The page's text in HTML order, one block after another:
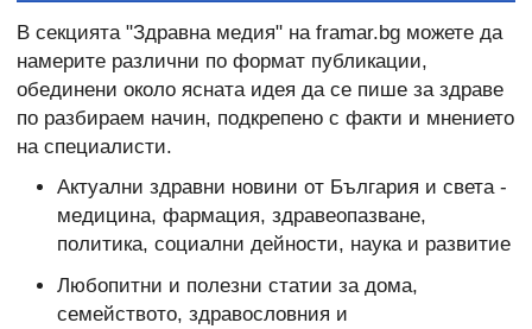
В секцията "Здравна медия" на framar.bg можете да
намерите различни по формат публикации,
обединени около ясната идея да се пише за здраве
по разбираем начин, подкрепено с факти и мнението
на специалисти.
Актуални здравни новини от България и света -
медицина, фармация, здравеопазване,
политика, социални дейности, наука и развитие
Любопитни и полезни статии за дома,
семейството, здравословния и